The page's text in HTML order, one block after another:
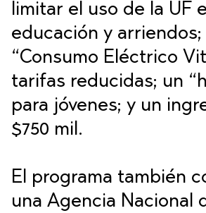
limitar el uso de la UF
educación y arriendos;
“Consumo Eléctrico
tarifas reducidas; un
para jóvenes; y un
$750 mil.
El programa también
una Agencia Nacional